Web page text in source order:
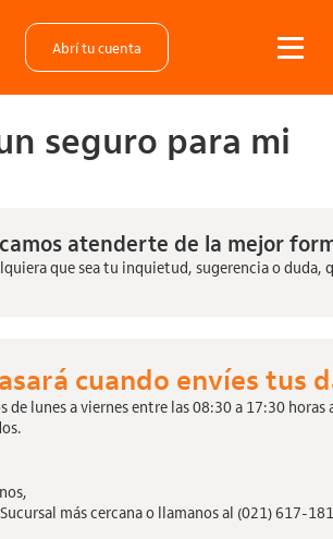
Abrí tu cuenta
seguro para mi
atenderte de la mejor
que sea tu inquietud, sugerencia o duda,
cuando envíes tus
de lunes a viernes entre las 08:30 a 17:30 horas
más cercana o llamanos al (021) 617-